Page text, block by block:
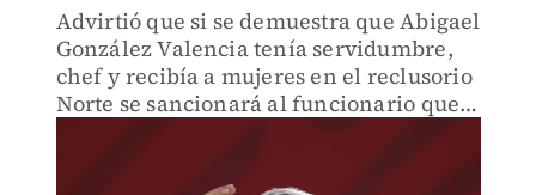
Advirtió que si se demuestra que Abigael
González Valencia tenía servidumbre,
chef y recibía a mujeres en el reclusorio
Norte se sancionará al funcionario que